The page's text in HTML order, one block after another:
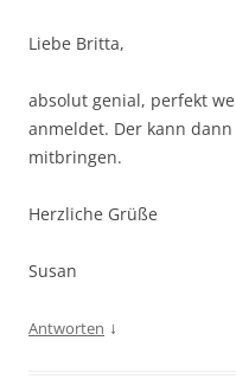
Liebe Britta,
absolut genial, perfekt
anmeldet. Der kann
mitbringen.
Herzliche Grüße
Susan
Antworten ↓